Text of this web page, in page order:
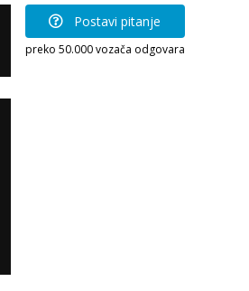
Postavi pitanje
preko 50.000 vozača odgovara